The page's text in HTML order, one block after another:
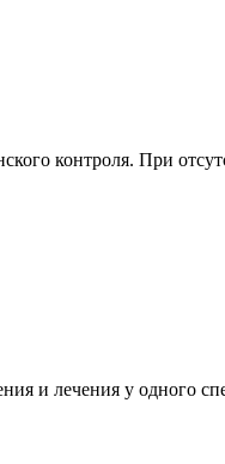
контроля. При
и лечения у одного